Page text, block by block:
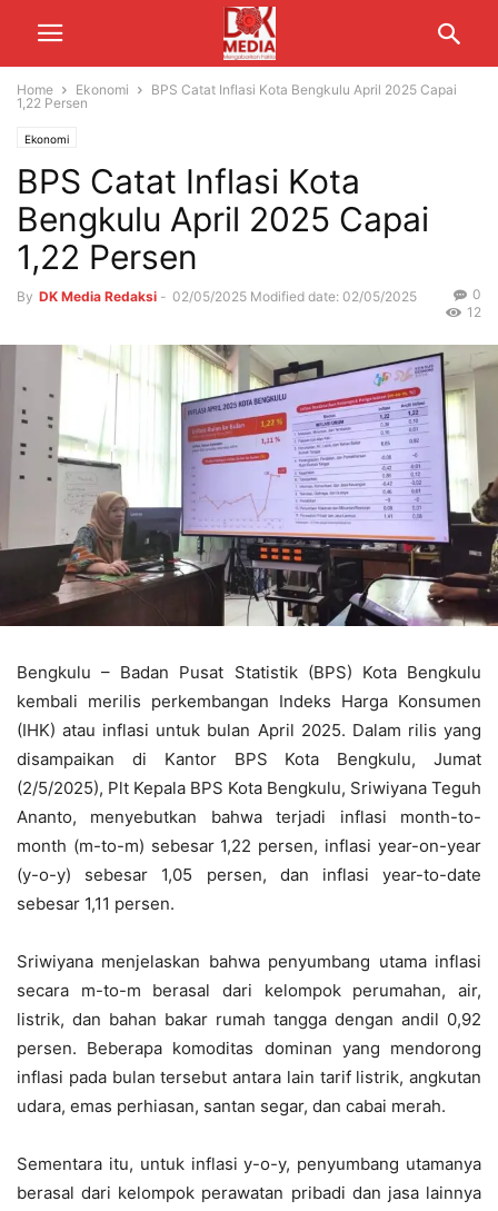
Home Ekonomi
BPS Catat Inflasi Kota Bengkulu April 2025 Capai
1,22 Persen
Ekonomi
BPS Catat Inflasi Kota
Bengkulu April 2025 Capai
1,22 Persen
By DK Media Redaksi - 02/05/2025 Modified date: 02/05/2025
0
12
Bengkulu – Badan Pusat Statistik (BPS) Kota Bengkulu
kembali merilis perkembangan Indeks Harga Konsumen
(IHK) atau inflasi untuk bulan April 2025. Dalam rilis yang
disampaikan di Kantor BPS Kota Bengkulu, Jumat
(2/5/2025), Plt Kepala BPS Kota Bengkulu, Sriwiyana Teguh
Ananto, menyebutkan bahwa terjadi inflasi month-to-
month (m-to-m) sebesar 1,22 persen, inflasi year-on-year
(y-o-y) sebesar 1,05 persen, dan inflasi year-to-date
sebesar 1,11 persen.
Sriwiyana menjelaskan bahwa penyumbang utama inflasi
secara m-to-m berasal dari kelompok perumahan, air,
listrik, dan bahan bakar rumah tangga dengan andil 0,92
persen. Beberapa komoditas dominan yang mendorong
inflasi pada bulan tersebut antara lain tarif listrik, angkutan
udara, emas perhiasan, santan segar, dan cabai merah.
Sementara itu, untuk inflasi y-o-y, penyumbang utamanya
berasal dari kelompok perawatan pribadi dan jasa lainnya